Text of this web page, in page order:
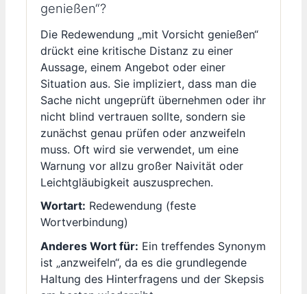
genießen“?
Die Redewendung „mit Vorsicht genießen“
drückt eine kritische Distanz zu einer
Aussage, einem Angebot oder einer
Situation aus. Sie impliziert, dass man die
Sache nicht ungeprüft übernehmen oder ihr
nicht blind vertrauen sollte, sondern sie
zunächst genau prüfen oder anzweifeln
muss. Oft wird sie verwendet, um eine
Warnung vor allzu großer Naivität oder
Leichtgläubigkeit auszusprechen.
Wortart: Redewendung (feste
Wortverbindung)
Anderes Wort für: Ein treffendes Synonym
ist „anzweifeln“, da es die grundlegende
Haltung des Hinterfragens und der Skepsis